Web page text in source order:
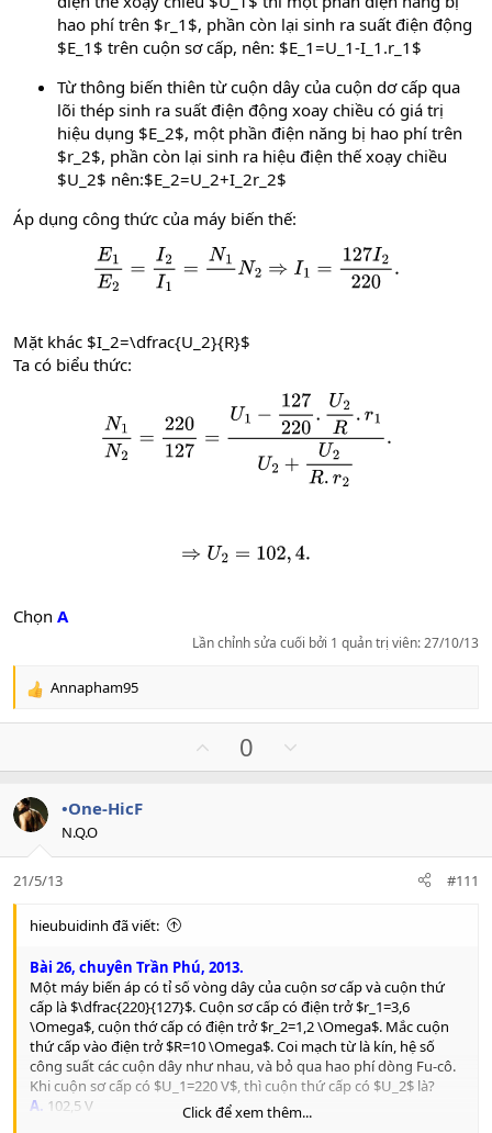
hao phí trên $r_1$, phần còn lại sinh ra suất điện động
$E_1$ trên cuộn sơ cấp, nên: $E_1=U_1-I_1.r_1$
Từ thông biến thiên từ cuộn dây của cuộn dơ cấp qua
lõi thép sinh ra suất điện động xoay chiều có giá trị
hiệu dụng $E_2$, một phần điện năng bị hao phí trên
$r_2$, phần còn lại sinh ra hiệu điện thế xoạy chiều
$U_2$ nên:$E_2=U_2+I_2r_2$
Áp dụng công thức của máy biến thế:
2=I N1N2⇒ 1 127 220.
Mặt khác $I_2=\dfrac{U_2}{R}$
Ta có biểu thức:
127 .U2R 1U
⇒U2 =102,4.
Chọn A
Lần chỉnh sửa cuối bởi 1 quản trị viên:27/10/13
R
t
i
o
n
s
:
Annapham95
p
e
0
o
o
•One-HicF
N.Q.O
21/5/13 #111
hieubuidinh đã viết:
Bài 26, chuyên Trần Phú, 2013.
Một máy biến áp có tỉ số vòng dây của cuộn sơ cấp và cuộn thứ
cấp là $\dfrac{220}{127}$. Cuộn sơ cấp có điện trở $r_1=3,6
\Omega$, cuộn thớ cấp có điện trở $r_2=1,2 \Omega$. Mắc cuộn
thứ cấp vào điện trở $R=10 \Omega$. Coi mạch từ là kín, hệ số
công suất các cuộn dây như nhau, và bỏ qua hao phí dòng Fu-cô.
Khi cuộn sơ cấp có $U_1=220 V$, thì cuộn thứ cấp có $U_2$ là?
A. 102,5 V
Click để xem thêm...